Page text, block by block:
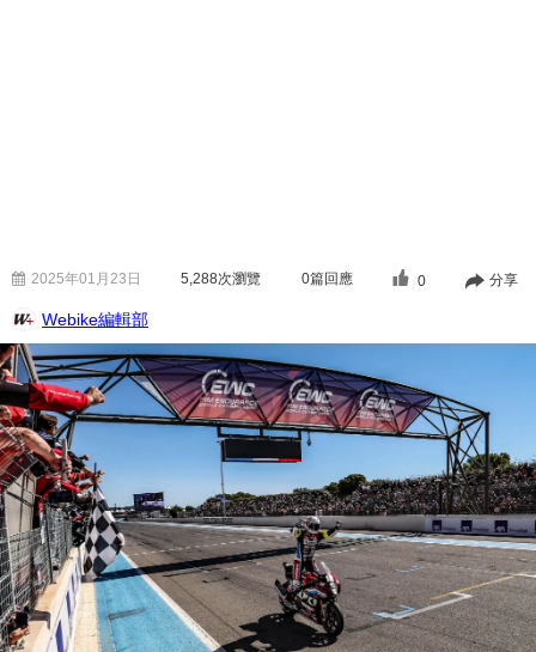
2025年01月23日 5,288次瀏覽 0篇回應 0 分享
Webike編輯部